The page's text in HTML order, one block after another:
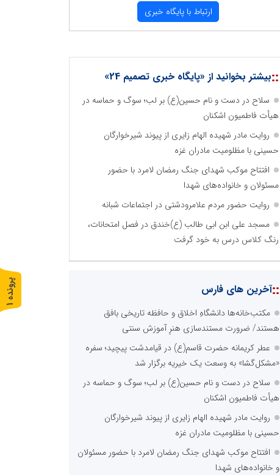
ارتباط با پایگاه خبری
::بیشتر بخوانید از «پایگاه خبری تصمیم 24»
سلاح در دست و نام حسین(ع) بر لب؛ سوگ و حماسه در
هیأت فاطمیون اشکنان
روایت مادر شهیده الهام زایری از پیوند شیرخوارگان
حسینی با مظلومیت مادران غزه
افتتاح موکب شهدای جنگ رمضان لامرد با حضور
مسئولان و خانواده‌های شهدا
روایت حضور مردم علامرودشتی در اجتماعات شبانه
مسجد علی ابن ابی طالب (ع)خندق در فصل امتحانات،
رنگ کلاس درس به خود گرفت
::آخرین های فارس
مکتب‌خانه‌ها دانشگاهِ اخلاق و حافظه تاریخی بافق
هستند/ ضرورت مستندسازی هنرِ آموزش سنتی
عطر کریمانه حضرت قاسم(ع) در قیامدشت پیچید؛ سفره
«مشکل‌گشا» به وسعت یک خیریه برگزار شد
سلاح در دست و نام حسین(ع) بر لب؛ سوگ و حماسه در
هیأت فاطمیون اشکنان
روایت مادر شهیده الهام زایری از پیوند شیرخوارگان
حسینی با مظلومیت مادران غزه
افتتاح موکب شهدای جنگ رمضان لامرد با حضور مسئولان
و خانواده‌های شهدا
پ
ر
و
ن
د
ه
1